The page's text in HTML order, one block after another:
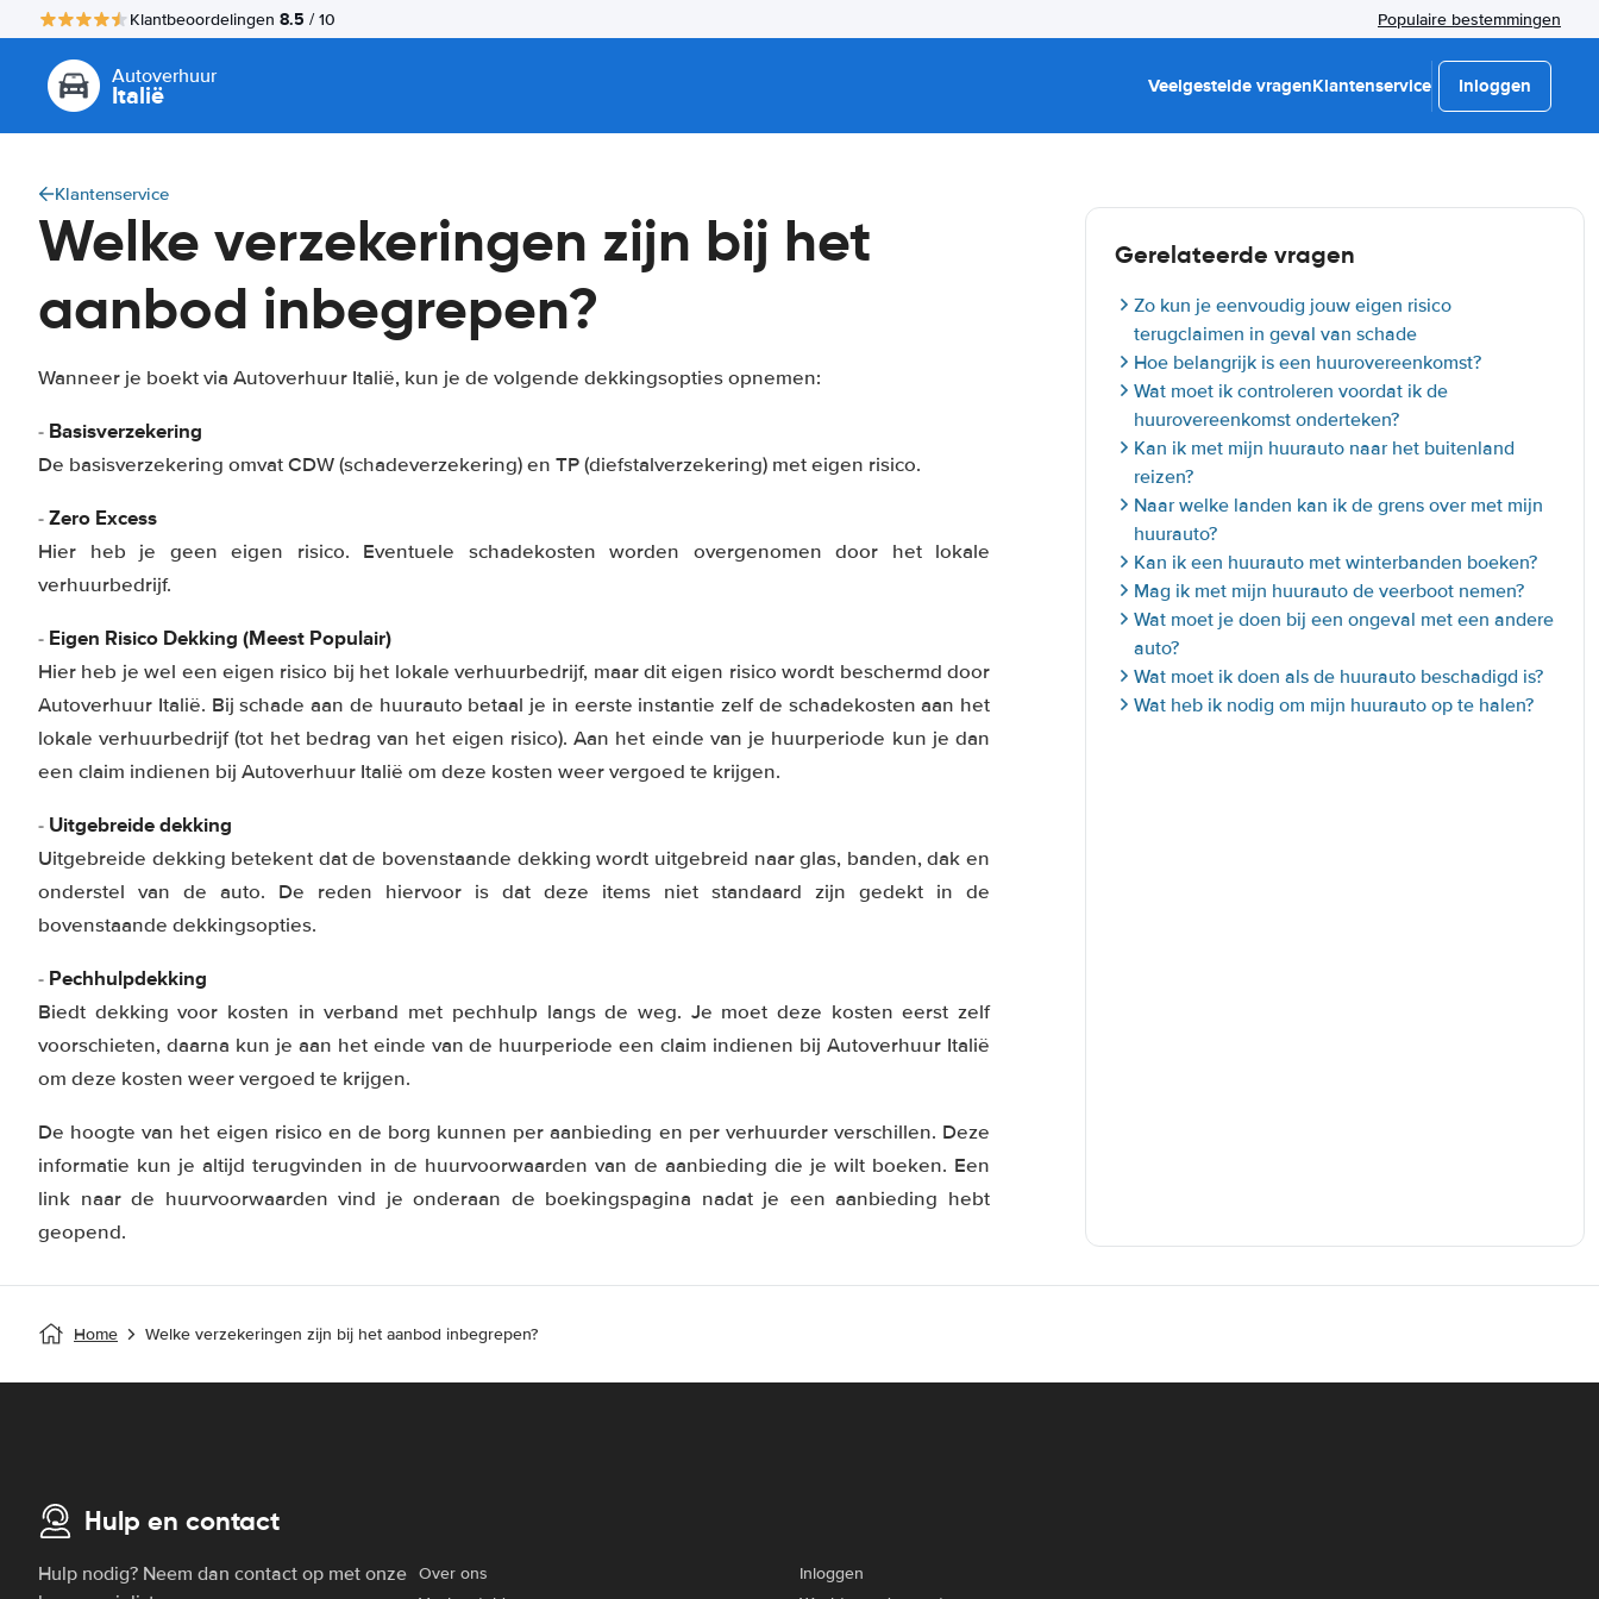
Klantbeoordelingen 8.5 / 10 Populaire bestemmingen
Autoverhuur
Italië Veelgestelde vragenKlantenservice Inloggen
Klantenservice
Welke verzekeringen zijn bij het
aanbod inbegrepen?
Wanneer je boekt via Autoverhuur Italië, kun je de volgende dekkingsopties opnemen:
- Basisverzekering
De basisverzekering omvat CDW (schadeverzekering) en TP (diefstalverzekering) met eigen risico.
-Zero Excess
Hier heb je geen eigen risico. Eventuele schadekosten worden overgenomen door het lokale
verhuurbedrijf.
- Eigen Risico Dekking (Meest Populair)
Hier heb je wel een eigen risico bij het lokale verhuurbedrijf, maar dit eigen risico wordt beschermd door
Autoverhuur Italië. Bij schade aan de huurauto betaal je in eerste instantie zelf de schadekosten aan het
lokale verhuurbedrijf (tot het bedrag van het eigen risico). Aan het einde van je huurperiode kun je dan
een claim indienen bij Autoverhuur Italië om deze kosten weer vergoed te krijgen.
- Uitgebreide dekking
Uitgebreide dekking betekent dat de bovenstaande dekking wordt uitgebreid naar glas, banden, dak en
onderstel van de auto. De reden hiervoor is dat deze items niet standaard zijn gedekt in de
bovenstaande dekkingsopties.
- Pechhulpdekking
Biedt dekking voor kosten in verband met pechhulp langs de weg. Je moet deze kosten eerst zelf
voorschieten, daarna kun je aan het einde van de huurperiode een claim indienen bij Autoverhuur Italië
om deze kosten weer vergoed te krijgen.
De hoogte van het eigen risico en de borg kunnen per aanbieding en per verhuurder verschillen. Deze
informatie kun je altijd terugvinden in de huurvoorwaarden van de aanbieding die je wilt boeken. Een
link naar de huurvoorwaarden vind je onderaan de boekingspagina nadat je een aanbieding hebt
geopend.
Gerelateerde vragen
Zo kun je eenvoudig jouw eigen risico
terugclaimen in geval van schade
Hoe belangrijk is een huurovereenkomst?
Wat moet ik controleren voordat ik de
huurovereenkomst onderteken?
Kan ik met mijn huurauto naar het buitenland
reizen?
Naar welke landen kan ik de grens over met mijn
huurauto?
Kan ik een huurauto met winterbanden boeken?
Mag ik met mijn huurauto de veerboot nemen?
Wat moet je doen bij een ongeval met een andere
auto?
Wat moet ik doen als de huurauto beschadigd is?
Wat heb ik nodig om mijn huurauto op te halen?
Home Welke verzekeringen zijn bij het aanbod inbegrepen?
Hulp en contact
Hulp nodig? Neem dan contact op met onze Over ons
Inloggen